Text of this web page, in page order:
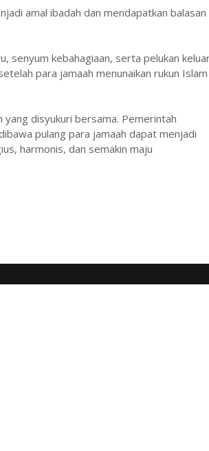
amal ibadah dan mendapatkan balasan
senyum kebahagiaan, serta pelukan
para jamaah menunaikan rukun Islam
yang disyukuri bersama. Pemerintah
pulang para jamaah dapat menjadi
harmonis, dan semakin maju